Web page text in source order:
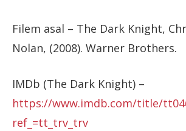
Filem asal – The Dark Knight,
Nolan, (2008). Warner Brothers.
IMDb (The Dark Knight) –
https://www.imdb.com/title/
ref_=tt_trv_trv